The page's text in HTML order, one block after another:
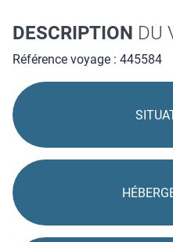
DESCRIPTION DU
Référence voyage : 445584